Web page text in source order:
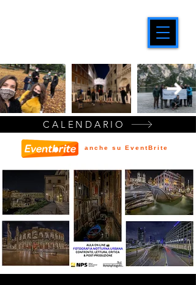
CALENDARIO
anche su EventBrite